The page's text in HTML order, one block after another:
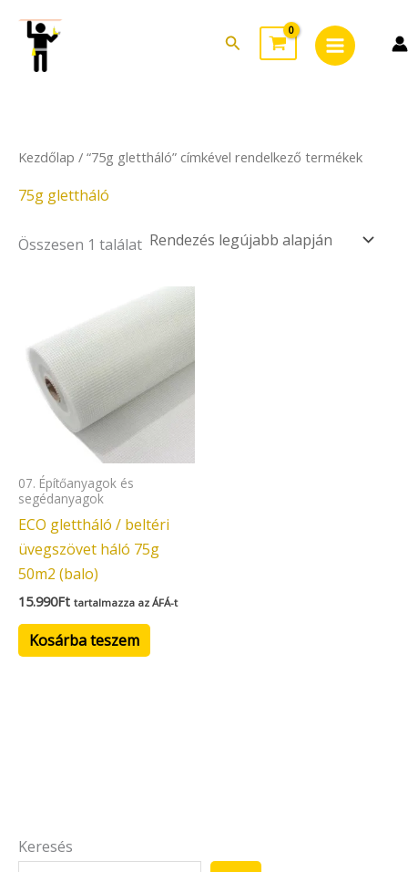
content
Search
Menu
Keresés
Kezdőlap / “75g glettháló” címkével rendelkező termékek
75g glettháló
Összesen 1 találat
07. Építőanyagok és
segédanyagok
ECO glettháló / beltéri
üvegszövet háló 75g
50m2 (balo)
15.990Ft tartalmazza az ÁFÁ-t
Kosárba teszem